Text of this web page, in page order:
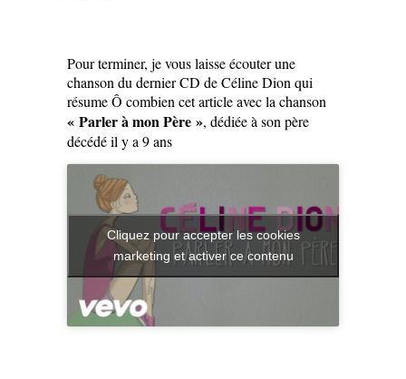
Pour terminer, je vous laisse écouter une
chanson du dernier CD de Céline Dion qui
résume Ô combien cet article avec la chanson
« Parler à mon Père », dédiée à son père
décédé il y a 9 ans
Cliquez pour accepter les cookies
marketing et activer ce contenu